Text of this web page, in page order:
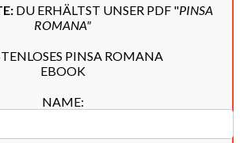
DU ERHÄLTST UNSER PDF "PINSA
ROMANA"
NAME: